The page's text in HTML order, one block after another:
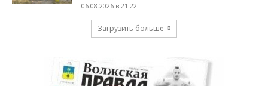
06.08.2026 в 21:22
Загрузить больше